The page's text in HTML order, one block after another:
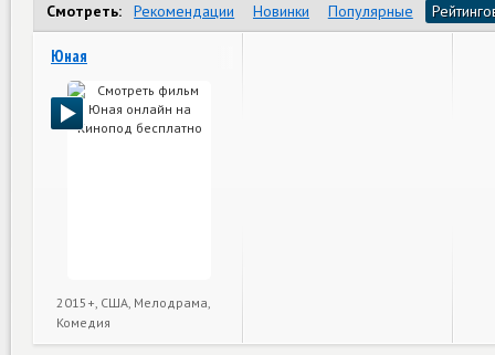
Смотреть:
Рекомендации Новинки Популярные
Юная
2015+, США, Мелодрама,
Комедия